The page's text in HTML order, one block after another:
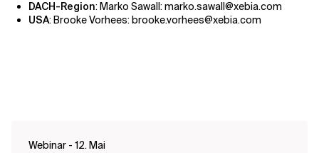
DACH-Region: Marko Sawall: marko.sawall@xebia.com
USA: Brooke Vorhees: brooke.vorhees@xebia.com
Webinar - 12. Mai